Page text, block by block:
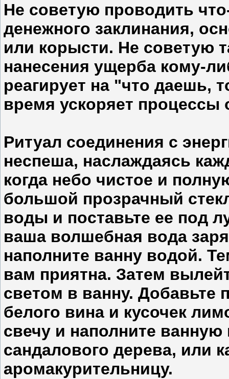
Не советую проводить
денежного заклинания,
или корысти. Не советую
нанесения ущерба кому-
реагирует на "что даешь,
время ускоряет процессы
Ритуал соединения с
неспеша, наслаждаясь
когда небо чистое и
большой прозрачный
воды и поставьте ее под
ваша волшебная вода
наполните ванну водой.
вам приятна. Затем
светом в ванну. Добавьте
белого вина и кусочек
свечу и наполните
сандалового дерева, или
аромакурительницу.